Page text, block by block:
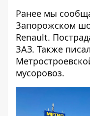
Ранее мы
Запорожском
Renault.
ЗАЗ. Также
мусоровоз.